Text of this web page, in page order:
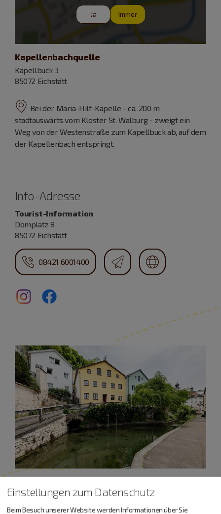
Ja Immer
Kapellenbachquelle
Kapellbuck 3
85072 Eichstätt
Bei der Maria-Hilf-Kapelle - ca. 200 m
stadtauswärts vom Kloster St. Walburg - zweigt ein
Weg von der Westenstraße zum Kapellbuck ab, auf dem
der Kapellenbach entspringt.
Info-Adresse
Tourist-Information
Domplatz 8
85072 Eichstätt
08421 6001400
Einstellungen zum Datenschutz
Beim Besuch unserer Website werden Informationen über Sie